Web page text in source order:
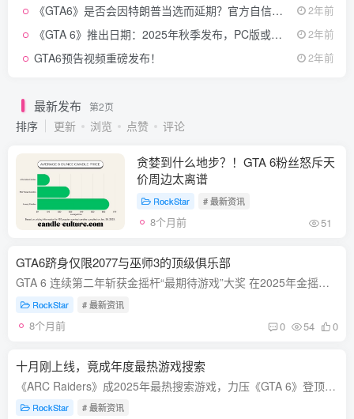
《GTA6》是否会因特朗普当选而延期？官方自信回应：秋季发布 2年前
《GTA 6》推出日期：2025年秋季发布，PC版或推迟至2027年 2年前
GTA6预告视频重磅发布！ 2年前
最新发布 第2页
排序 更新 浏览 点赞 评论
贪婪到什么地步？！GTA 6粉丝怒斥天
价周边太离谱
RockStar # 最新资讯
8个月前 51
GTA6跻身仅限2077与巫师3的顶级俱乐部
GTA 6 连续第二年斩获金摇杆“最期待游戏”大奖 在2025年金摇杆奖（Golden Joystick Awards）上，Rockstar 的开放世界动作冒险巨作《GTA 6》再次摘得“最期待游戏”（Most Wanted Game）奖项，...
RockStar # 最新资讯
8个月前 0 54 0
十月刚上线，竟成年度最热游戏搜索
《ARC Raiders》成2025年最热搜索游戏，力压《GTA 6》登顶 在凭借《The Finals》取得成功后，Embark Studios 上个月携其第二款作品强势回归——这一次，他们大胆转换赛道，推出了一款第三人称撤...
RockStar # 最新资讯